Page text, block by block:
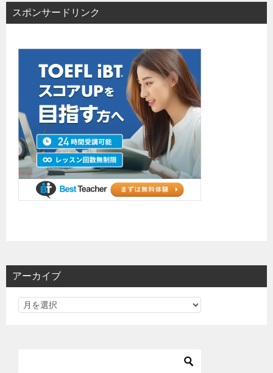
スポンサードリンク
アーカイブ